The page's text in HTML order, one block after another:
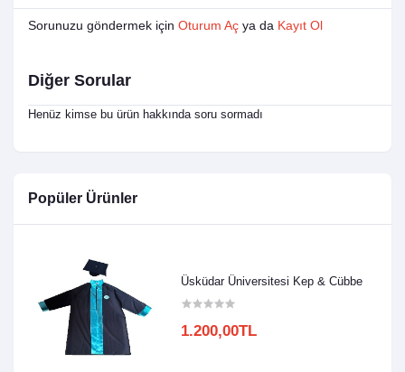
Popüler Ürünler
Üsküdar Üniversitesi Kep & Cübbe
1.200,00TL
Sorunuzu göndermek için Oturum Aç ya da Kayıt Ol
Diğer Sorular
Henüz kimse bu ürün hakkında soru sormadı